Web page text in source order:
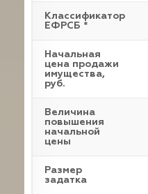
Классификатор
ЕФРСБ *
Начальная
цена продажи
имущества,
руб.
Величина
повышения
начальной
цены
Размер
задатка